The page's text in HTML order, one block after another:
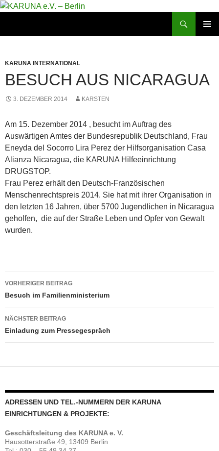
Zum
KARUNA INTERNATIONAL
BESUCH AUS NICARAGUA
3. DEZEMBER 2014 KARSTEN
Am 15. Dezember 2014 , besucht im Auftrag des
Auswärtigen Amtes der Bundesrepublik Deutschland, Frau
Eneyda del Socorro Lira Perez der Hilfsorganisation Casa
Alianza Nicaragua, die KARUNA Hilfeeinrichtung
DRUGSTOP.
Frau Perez erhält den Deutsch-Französischen
Menschenrechtspreis 2014. Sie hat mit ihrer Organisation in
den letzten 16 Jahren, über 5700 Jugendlichen in Nicaragua
geholfen, die auf der Straße Leben und Opfer von Gewalt
wurden.
Beitragsnavigation
VORHERIGER BEITRAG
Besuch im Familienministerium
NÄCHSTER BEITRAG
Einladung zum Pressegespräch
ADRESSEN UND TEL.-NUMMERN DER KARUNA
EINRICHTUNGEN & PROJEKTE:
Geschäftsleitung des KARUNA e. V.
Hausotterstraße 49, 13409 Berlin